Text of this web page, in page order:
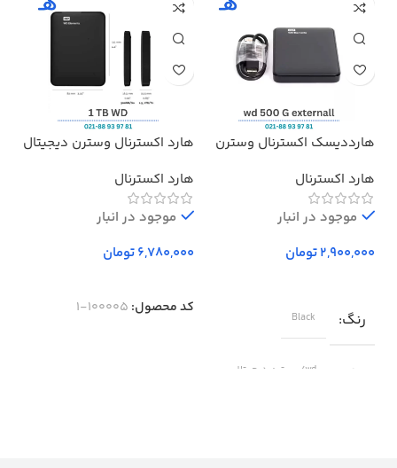
هارددیسک اکسترنال وسترن
500 گیگابایت استوک ا
Western Digital Elements
External Hard Drive – 500GB
هارد اکسترنال
موجود در انبار
تومان
رنگ Black
wd/وسترن دیجیتال
هارد اکسترنال وسترن دیجیتال
هارد اکسترنال
موجود در انبار
تومان
کد محصول: 100005-1